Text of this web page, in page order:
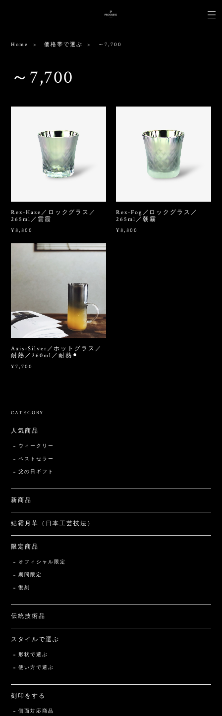
Home 価格帯で選ぶ ～7,700
～7,700
Rex-Haze／ロックグラス／
265ml／雲霞
¥8,800
Rex-Fog／ロックグラス／
265ml／朝霧
¥8,800
Axis-Silver／ホットグラス／
耐熱／260ml／耐熱⚫︎
¥7,700
CATEGORY
人気商品
ウィークリー
ベストセラー
父の日ギフト
新商品
結霜月華（日本工芸技法）
限定商品
オフィシャル限定
期間限定
復刻
伝統技術品
スタイルで選ぶ
形状で選ぶ
使い方で選ぶ
刻印をする
側面対応商品